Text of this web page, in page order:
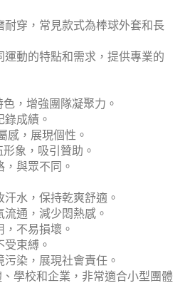
耐穿，常見款式為棒球外套和長
運動的特點和需求，提供專業的
，增強團隊凝聚力。
錄成績。
感，展現個性。
象，吸引贊助。
，與眾不同。
汗水，保持乾爽舒適。
流通，減少悶熱感。
，不易損壞。
受束縛。
污染，展現社會責任。
學校和企業，非常適合小型團體